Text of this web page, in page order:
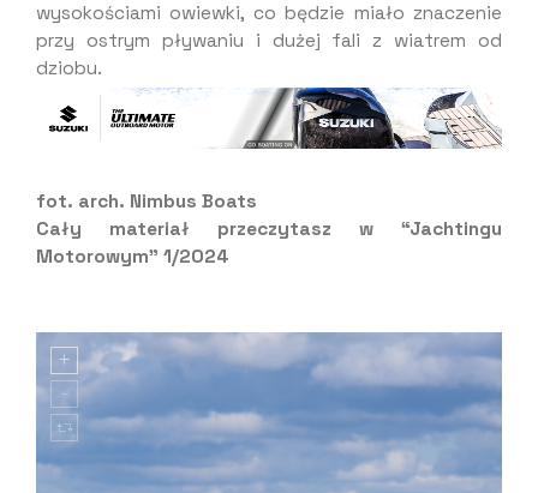
wysokościami owiewki, co będzie miało znaczenie
przy ostrym pływaniu i dużej fali z wiatrem od
dziobu.
fot. arch. Nimbus Boats
Cały materiał przeczytasz w “Jachtingu
Motorowym” 1/2024